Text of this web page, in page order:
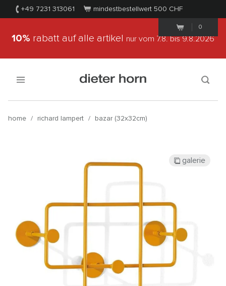
+49 7231 313061 mindestbestellwert 500 CHF
0
10% rabatt auf alle artikel nur vom 7.8.bis 9.8.2026
home / richard lampert / bazar (32x32cm)
galerie